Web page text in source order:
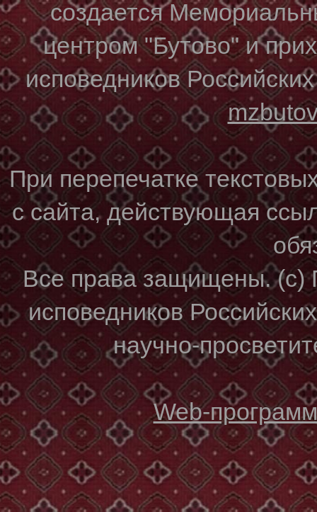
создается
центром "Бутово" и
исповедников
При перепечатке
с сайта, действующая
Все права защищены. (с)
исповедников
научно-
Web-